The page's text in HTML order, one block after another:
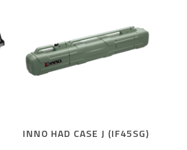
INNO HAD CASE J (IF45SG)